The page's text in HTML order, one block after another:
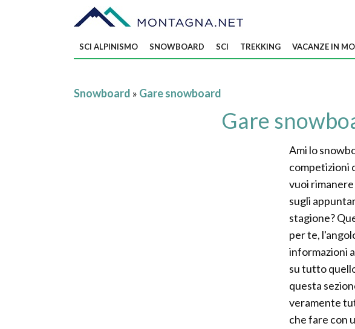
SCI ALPINISMO SNOWBOARD SCI TREKKING VACANZE IN
Snowboard » Gare snowboard
Gare
Ami lo
competizioni
vuoi
sugli
stagione?
per te,
informazioni
su tutto
questa
veramente
che fare con